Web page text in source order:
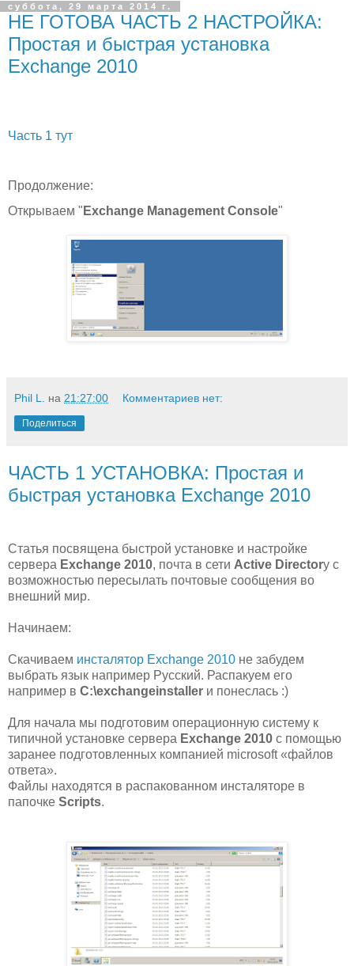
суббота, 29 марта 2014 г.
НЕ ГОТОВА ЧАСТЬ 2 НАСТРОЙКА:
Простая и быстрая установка
Exchange 2010
Часть 1 тут
Продолжение:
Открываем " Exchange Management Console"
Phil L. на 21:27:00 Комментариев нет:
Поделиться
ЧАСТЬ 1 УСТАНОВКА: Простая и
быстрая установка Exchange 2010
Статья посвящена быстрой установке и настройке
сервера Exchange 2010, почта в сети Active Directory с
возможностью пересылать почтовые сообщения во
внешний мир.
Начинаем:
Скачиваем инсталятор Exchange 2010 не забудем
выбрать язык например Русский. Распакуем его
например в C:\exchangeinstaller и понеслась :)
Для начала мы подготовим операционную систему к
типичной установке сервера Exchange 2010 с помощью
заранее подготовленных компанией microsoft «файлов
ответа».
Файлы находятся в распакованном инсталяторе в
папочке Scripts.